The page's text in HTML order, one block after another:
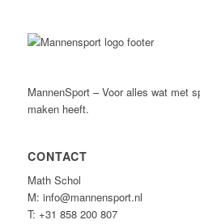
MannenSport – Voor alles wat met
maken heeft.
CONTACT
Math Schol
M: info@mannensport.nl
T: +31 858 200 807